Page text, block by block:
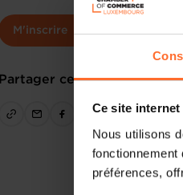
Ce site
Nous utilisons
fonctionnement
préférences,
M'inscrire
Partager cet article